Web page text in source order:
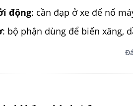
động: cần đạp ở xe để nổ
: bộ phận dùng để biến xăng,